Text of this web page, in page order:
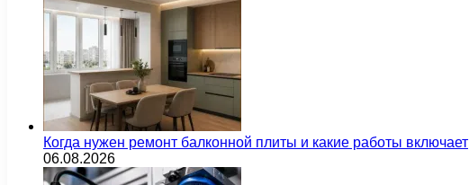
Когда нужен ремонт балконной плиты и какие работы включает
06.08.2026